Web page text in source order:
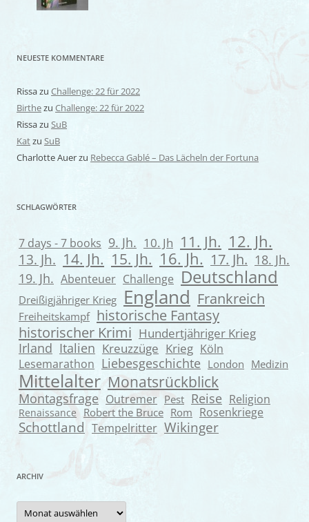
NEUESTE KOMMENTARE
Rissazu Challenge: 22 für 2022
Birthezu Challenge: 22 für 2022
Rissazu SuB
Katzu SuB
Charlotte Auerzu Rebecca Gablé – Das Lächeln der Fortuna
SCHLAGWÖRTER
7 days - 7 books 9. Jh. 10. Jh 11. Jh. 12. Jh.
13. Jh. 14. Jh. 15. Jh. 16. Jh. 17. Jh. 18. Jh.
19. Jh. Abenteuer Challenge Deutschland
Dreißigjähriger Krieg England Frankreich
Freiheitskampf historische Fantasy
historischer Krimi Hundertjähriger Krieg
Irland Italien Kreuzzüge Krieg Köln
Lesemarathon Liebesgeschichte London Medizin
Mittelalter Monatsrückblick
Montagsfrage Outremer Pest Reise Religion
Renaissance Robert the Bruce Rom Rosenkriege
Schottland Tempelritter Wikinger
ARCHIV
Archiv